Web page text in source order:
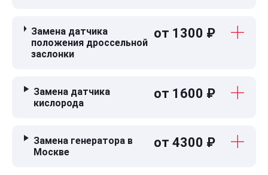
Замена датчика
положения дроссельной
заслонки
от 1300 ₽
Замена датчика
кислорода
от 1600 ₽
Замена генератора в
Москве
от 4300 ₽